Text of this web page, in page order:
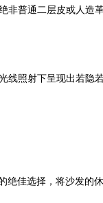
普通二层皮或人造
线照射下呈现出若隐
绝佳选择，将沙发的